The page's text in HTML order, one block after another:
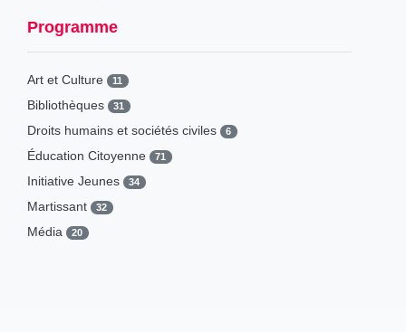
Causeries
Conférence 36
Conférence-Débat
Consultation & Enquête
Cycle d'expositions 1
Cycle de projections
Diffusion
Droits des personnes malades
Programme
Art et Culture 11
Bibliothèques 31
Droits humains et sociétés civiles 6
Éducation Citoyenne 71
Initiative Jeunes 34
Martissant 32
Média 20